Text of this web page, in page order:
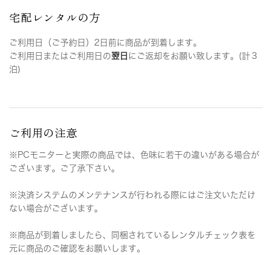
宅配レンタルの方
ご利用日（ご予約日）2日前に商品が到着します。
ご利用日またはご利用日の翌日 にご返却をお願い致します。(計３
泊)
ご利用の注意
※PCモニターと実際の商品では、色味に若干の違いがある場合が
ございます。ご了承下さい。
※決済システムのメンテナンスが行われる際にはご注文いただけ
ない場合がございます。
※商品が到着しましたら、同梱されているレンタルチェック表を
元に商品のご確認をお願いします。